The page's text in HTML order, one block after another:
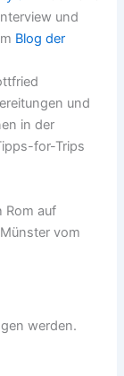
und
Blog der
und
in der
for-Trips
Rom auf
vom
werden.